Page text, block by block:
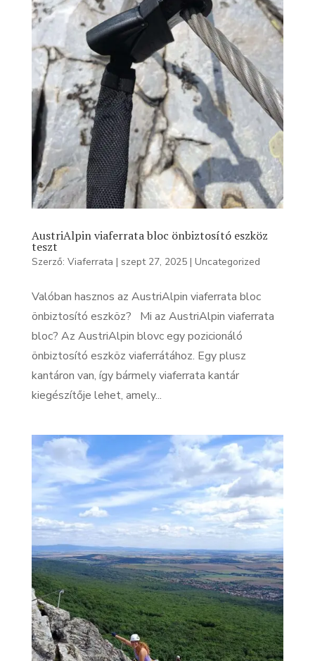
AustriAlpin viaferrata bloc önbiztosító eszköz
teszt
Szerző: Viaferrata | szept 27, 2025| Uncategorized
Valóban hasznos az AustriAlpin viaferrata bloc
önbiztosító eszköz? Mi az AustriAlpin viaferrata
bloc? Az AustriAlpin blovc egy pozicionáló
önbiztosító eszköz viaferrátához. Egy plusz
kantáron van, így bármely viaferrata kantár
kiegészítője lehet, amely...